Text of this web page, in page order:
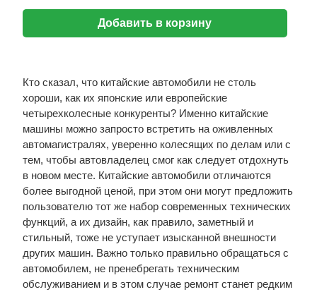
Добавить в корзину
Кто сказал, что китайские автомобили не столь
хороши, как их японские или европейские
четырехколесные конкуренты? Именно китайские
машины можно запросто встретить на оживленных
автомагистралях, уверенно колесящих по делам или с
тем, чтобы автовладелец смог как следует отдохнуть
в новом месте. Китайские автомобили отличаются
более выгодной ценой, при этом они могут предложить
пользователю тот же набор современных технических
функций, а их дизайн, как правило, заметный и
стильный, тоже не уступает изысканной внешности
других машин. Важно только правильно обращаться с
автомобилем, не пренебрегать техническим
обслуживанием и в этом случае ремонт станет редким